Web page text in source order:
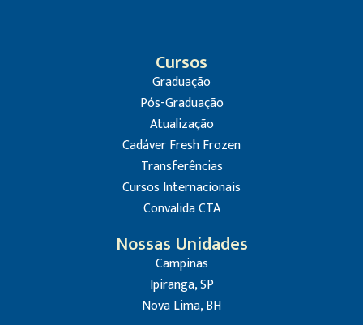
Cursos
Graduação
Pós-Graduação
Atualização
Cadáver Fresh Frozen
Transferências
Cursos Internacionais
Convalida CTA
Nossas Unidades
Campinas
Ipiranga, SP
Nova Lima, BH